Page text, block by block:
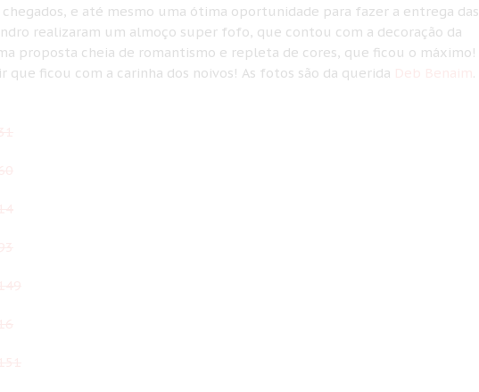
e até mesmo uma ótima oportunidade para fazer a entrega das
realizaram um almoço super fofo, que contou com a decoração da
proposta cheia de romantismo e repleta de cores, que ficou o máximo!
ficou com a carinha dos noivos! As fotos são da querida